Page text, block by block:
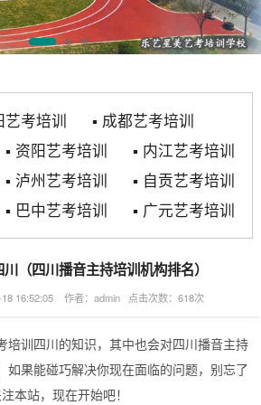
艺考培训 ▪ 成都艺考培训
▪ 资阳艺考培训 ▪ 内江艺考培训
▪ 泸州艺考培训 ▪ 自贡艺考培训
▪ 巴中艺考培训 ▪ 广元艺考培训
（四川播音主持培训机构排名）
18 16:52:05 作者：admin 点击次数：618次
培训四川的知识，其中也会对四川播音主持
如果能碰巧解决你现在面临的问题，别忘了
本站，现在开始吧！